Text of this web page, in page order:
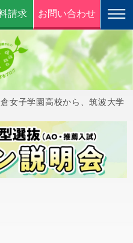
請求 お問い合わせ
女子学園高校から、筑波大学